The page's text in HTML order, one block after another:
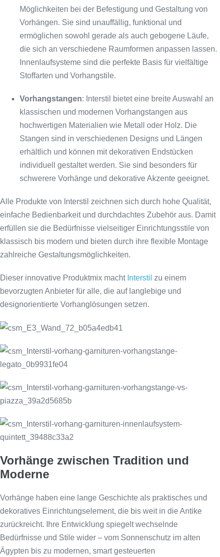
Möglichkeiten bei der Befestigung und Gestaltung von
Vorhängen. Sie sind unauffällig, funktional und
ermöglichen sowohl gerade als auch gebogene Läufe,
die sich an verschiedene Raumformen anpassen lassen.
Innenlaufsysteme sind die perfekte Basis für vielfältige
Stoffarten und Vorhangstile.
Vorhangstangen: Interstil bietet eine breite Auswahl an
klassischen und modernen Vorhangstangen aus
hochwertigen Materialien wie Metall oder Holz. Die
Stangen sind in verschiedenen Designs und Längen
erhältlich und können mit dekorativen Endstücken
individuell gestaltet werden. Sie sind besonders für
schwerere Vorhänge und dekorative Akzente geeignet.
Alle Produkte von Interstil zeichnen sich durch hohe Qualität,
einfache Bedienbarkeit und durchdachtes Zubehör aus. Damit
erfüllen sie die Bedürfnisse vielseitiger Einrichtungsstile von
klassisch bis modern und bieten durch ihre flexible Montage
zahlreiche Gestaltungsmöglichkeiten.
Dieser innovative Produktmix macht Interstil zu einem
bevorzugten Anbieter für alle, die auf langlebige und
designorientierte Vorhanglösungen setzen.
Vorhänge zwischen Tradition und
Moderne
Vorhänge haben eine lange Geschichte als praktisches und
dekoratives Einrichtungselement, die bis weit in die Antike
zurückreicht. Ihre Entwicklung spiegelt wechselnde
Bedürfnisse und Stile wider – vom Sonnenschutz im alten
Ägypten bis zu modernen, smart gesteuerten